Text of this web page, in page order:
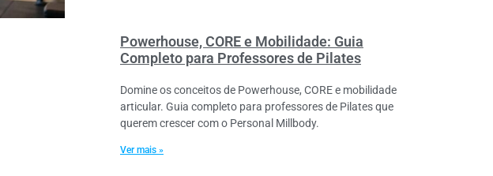
Powerhouse, CORE e Mobilidade: Guia
Completo para Professores de Pilates
Domine os conceitos de Powerhouse, CORE e mobilidade
articular. Guia completo para professores de Pilates que
querem crescer com o Personal Millbody.
Ver mais »